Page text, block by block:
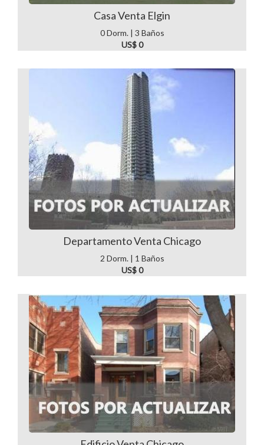
Casa Venta Elgin
0 Dorm. | 3 Baños
US$ 0
Departamento Venta Chicago
2 Dorm. | 1 Baños
US$ 0